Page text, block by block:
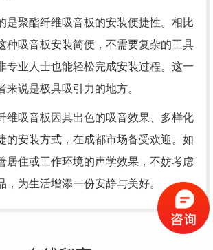
是聚酯纤维吸音板的安装便捷性。相比
种吸音板安装简便，不需要复杂的工具
专业人士也能轻松完成安装过程。这一
来说是极具吸引力的地方。
维吸音板因其出色的吸音效果、多样化
的安装方式，在成都市场备受欢迎。如
居住或工作环境的声学效果，不妨考虑
，为生活增添一份安静与美好。